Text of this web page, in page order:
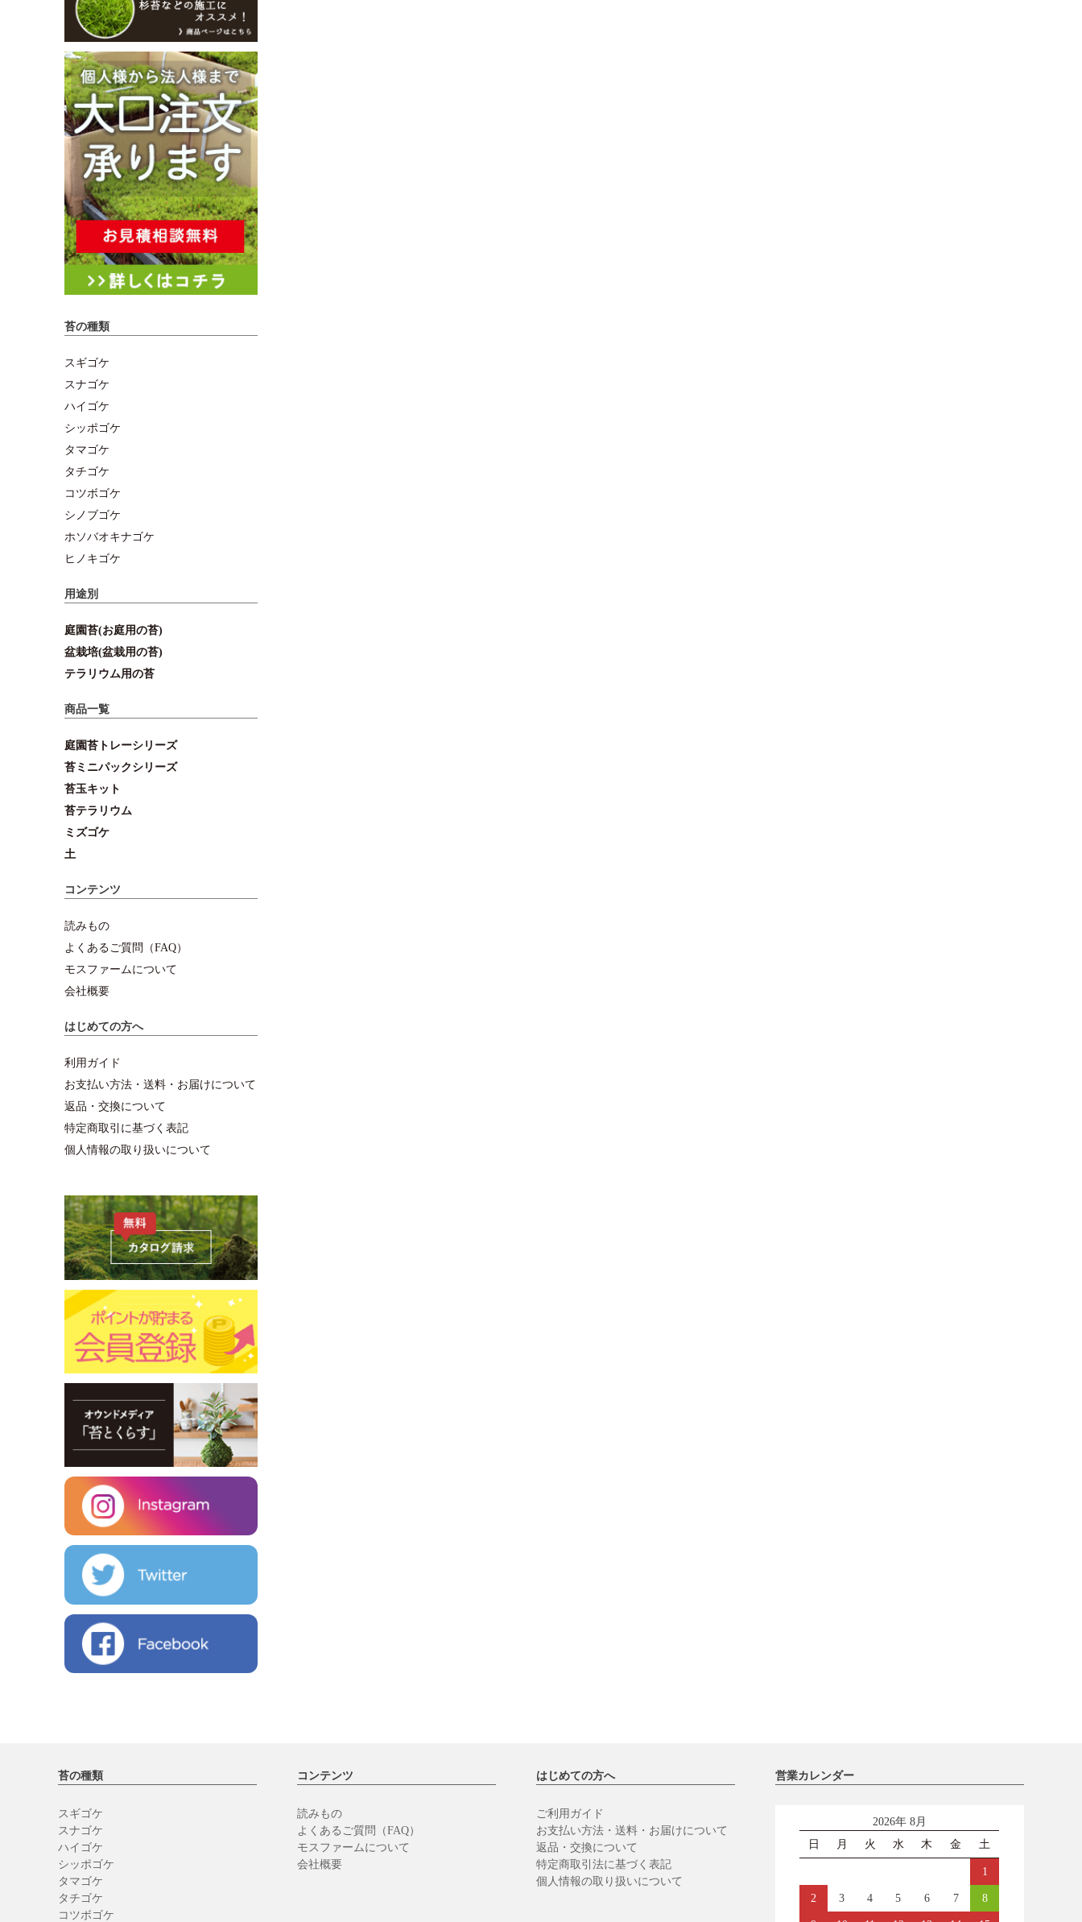
苔の種類
スギゴケ
スナゴケ
ハイゴケ
シッポゴケ
タマゴケ
タチゴケ
コツボゴケ
シノブゴケ
ホソバオキナゴケ
ヒノキゴケ
用途別
庭園苔(お庭用の苔)
盆栽培(盆栽用の苔)
テラリウム用の苔
商品一覧
庭園苔トレーシリーズ
苔ミニパックシリーズ
苔玉キット
苔テラリウム
ミズゴケ
土
コンテンツ
読みもの
よくあるご質問（FAQ）
モスファームについて
会社概要
はじめての方へ
利用ガイド
お支払い方法・送料・お届けについて
返品・交換について
特定商取引に基づく表記
個人情報の取り扱いについて
苔の種類
スギゴケ
スナゴケ
ハイゴケ
シッポゴケ
タマゴケ
タチゴケ
コツボゴケ
コンテンツ
読みもの
よくあるご質問（FAQ）
モスファームについて
会社概要
はじめての方へ
ご利用ガイド
お支払い方法・送料・お届けについて
返品・交換について
特定商取引法に基づく表記
個人情報の取り扱いについて
営業カレンダー
2026年 8月
日
月 火 水 木 金 土
1
2 3 4 5 6 7 8